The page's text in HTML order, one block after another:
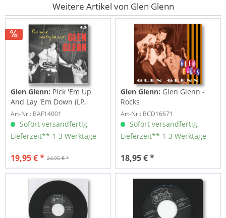
Weitere Artikel von Glen Glenn
Glen Glenn: Pick 'Em Up
And Lay 'Em Down (LP,
10inch)
Art-Nr.: BAF14001
Sofort versandfertig,
Lieferzeit** 1-3 Werktage
24,95 € *
19,95 € *
Glen Glenn: Glen Glenn -
Rocks
Art-Nr.: BCD16671
Sofort versandfertig,
Lieferzeit** 1-3 Werktage
18,95 € *